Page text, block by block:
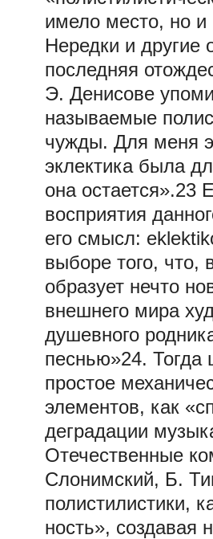
имело место, но и
Нередки и другие
последняя
Э. Денисове
называемые
чужды. Для меня
эклектика была
она остается».23
восприятия
его смысл:
выборе того, что,
образует нечто
внешнего мира
душевного
песнью»24. Тогда
простое
элементов, как
деградации
Отечественные
Слонимский, Б.
полистилистики,
ность», создавая